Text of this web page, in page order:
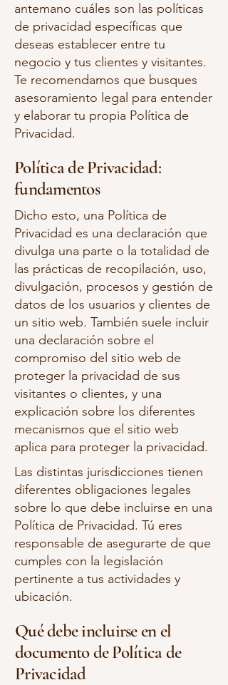
antemano cuáles son las políticas
de privacidad específicas que
deseas establecer entre tu
negocio y tus clientes y visitantes.
Te recomendamos que busques
asesoramiento legal para entender
y elaborar tu propia Política de
Privacidad.
Política de Privacidad:
fundamentos
Dicho esto, una Política de
Privacidad es una declaración que
divulga una parte o la totalidad de
las prácticas de recopilación, uso,
divulgación, procesos y gestión de
datos de los usuarios y clientes de
un sitio web. También suele incluir
una declaración sobre el
compromiso del sitio web de
proteger la privacidad de sus
visitantes o clientes, y una
explicación sobre los diferentes
mecanismos que el sitio web
aplica para proteger la privacidad.
Las distintas jurisdicciones tienen
diferentes obligaciones legales
sobre lo que debe incluirse en una
Política de Privacidad. Tú eres
responsable de asegurarte de que
cumples con la legislación
pertinente a tus actividades y
ubicación.
Qué debe incluirse en el
documento de Política de
Privacidad